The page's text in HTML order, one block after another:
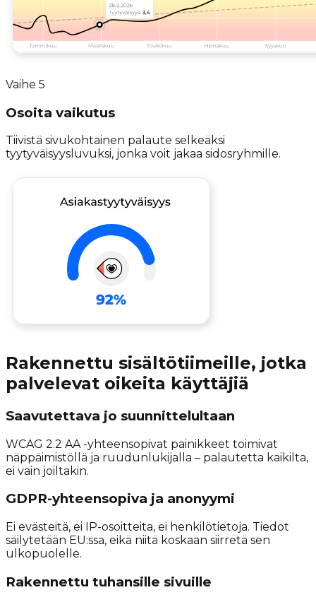
Vaihe 5
Osoita vaikutus
Tiivistä sivukohtainen palaute selkeäksi
tyytyväisyysluvuksi, jonka voit jakaa sidosryhmille.
Rakennettu sisältötiimeille, jotka
palvelevat oikeita käyttäjiä
Saavutettava jo suunnittelultaan
WCAG 2.2 AA -yhteensopivat painikkeet toimivat
näppäimistöllä ja ruudunlukijalla – palautetta kaikilta,
ei vain joiltakin.
GDPR-yhteensopiva ja anonyymi
Ei evästeitä, ei IP-osoitteita, ei henkilötietoja. Tiedot
säilytetään EU:ssa, eikä niitä koskaan siirretä sen
ulkopuolelle.
Rakennettu tuhansille sivuille